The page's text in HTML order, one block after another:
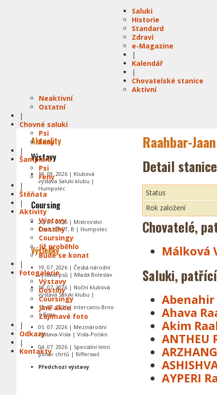
Saluki
Historie
Standard
Zdraví
e-Magazine
|
Kalendář
|
Chovatelské stanice
Aktivní
Neaktivní
Ostatní
|
Chovné saluki
Psi
Feny
|
Šampióni
Psi
Feny
|
Štěňata
|
Aktivity
Výstavy
Dostihy
Coursingy
Již proběhlo
Bude se konat
|
Fotogalerie
Výstavy
Dostihy
Coursingy
Jiné akce
Zajímavé foto
|
Odkazy
|
Kontakty
Raahbar-Jaan
Detail stanice
Status
Rok založení
Chovatelé,
Málková
Saluki,
Abenahir
Ahava
Akim
ANTHEU
AYPERI
Aktuality
Výstavy
19. 09. 2026 | Klubová
výstava Saluki klubu |
Humpolec
Coursing
20. 09. 2026 | Mistrovství
Čech, CACT, B | Humpolec
Výsledky
19. 07. 2026 | Česká národní
výstava psů | Mladá Boleslav
18. 07. 2026 | Noční klubová
výstava Saluki klubu |
12. 07. 2026 | Intercanis-Brno
| Brno
05. 07. 2026 | Mezinárodní
výstava-Visla | Visla-Polsko
04. 07. 2026 | Speciální letní
pohár chrtů | Rifferswil
Předchozí výstavy